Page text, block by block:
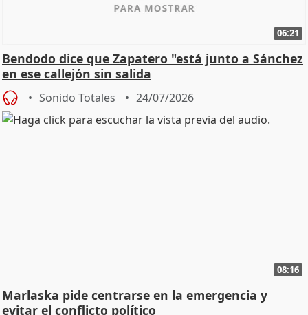
06:21
Bendodo dice que Zapatero "está junto a Sánchez
en ese callejón sin salida
Sonido Totales 24/07/2026
08:16
Marlaska pide centrarse en la emergencia y
evitar el conflicto político